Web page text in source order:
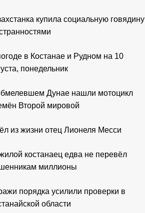
купила социальную говядину
в Костанае и Рудном на 10
понедельник
Дунае нашли мотоцикл
Второй мировой
из жизни отец Лионеля Месси
костанаец едва не перевёл
миллионы
порядка усилили проверки в
области